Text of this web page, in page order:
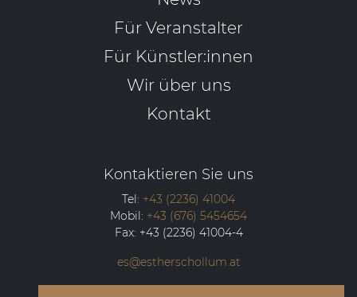
Für Veranstalter
Für Künstler:innen
Wir über uns
Kontakt
Kontaktieren Sie uns
Tel: +43 (2236) 41004
Mobil: +43 (676) 5454654
Fax: +43 (2236) 41004-4
es@estherschollum.at